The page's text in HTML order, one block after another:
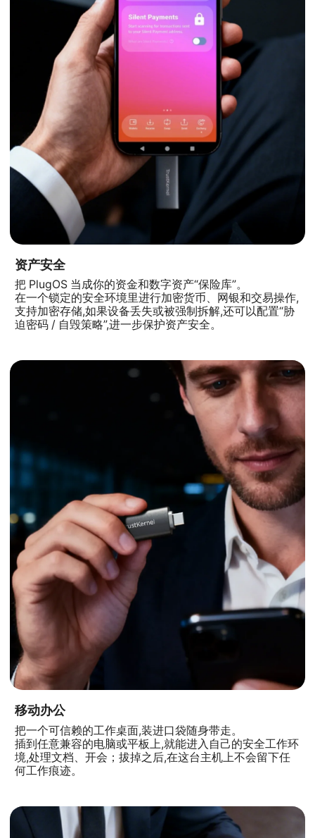
资产安全
把 PlugOS 当成你的资金和数字资产“保险库”。
在一个锁定的安全环境里进行加密货币、网银和交易操作,
支持加密存储,如果设备丢失或被强制拆解,还可以配置“胁
迫密码 / 自毁策略”,进一步保护资产安全。
移动办公
把一个可信赖的工作桌面,装进口袋随身带走。
插到任意兼容的电脑或平板上,就能进入自己的安全工作环
境,处理文档、开会；拔掉之后,在这台主机上不会留下任
何工作痕迹。